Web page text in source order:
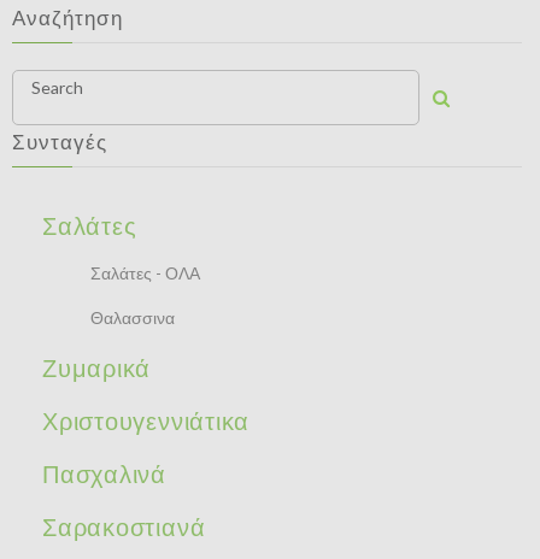
Αναζήτηση
Search
Συνταγές
Σαλάτες
Σαλάτες - ΟΛΑ
Θαλασσινα
Ζυμαρικά
Χριστουγεννιάτικα
Πασχαλινά
Σαρακοστιανά